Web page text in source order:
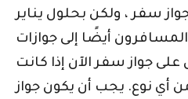
سفر ، ولكن بحلول يناير
المسافرون أيضًا إلى جوازات
جواز سفر الآن إذا كانت
نوع. يجب أن يكون جواز